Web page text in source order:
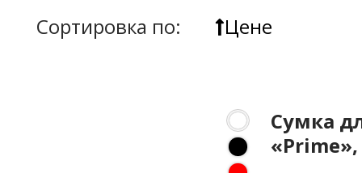
Сортировка по: Цене
Сумка